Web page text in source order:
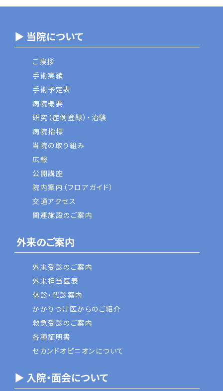
▶ 当院について
ご挨拶
手術実績
手術予定表
病院概要
研究（症例登録）・治験
病院指標
当院の取り組み
広報
公開講座
院内案内（フロアガイド）
交通アクセス
関連施設のご案内
外来のご案内
外来受診のご案内
外来担当医表
休診・代診案内
かかりつけ医からのご紹介
救急受診のご案内
各種証明書
セカンドオピニオンについて
▶ 入院・面会について